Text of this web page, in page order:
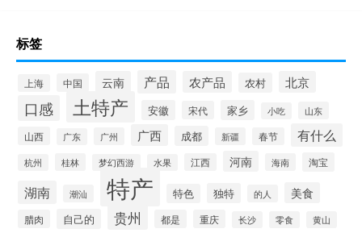
标签
上海 中国 云南 产品 农产品 农村 北京
口感 土特产 安徽 宋代 家乡 小吃 山东
山西 广东 广州 广西 成都 新疆 春节 有什么
杭州 桂林 梦幻西游 水果 江西 河南 海南 淘宝
湖南 潮汕 特产 特色 独特 的人 美食
腊肉 自己的 贵州 都是 重庆 长沙 零食 黄山